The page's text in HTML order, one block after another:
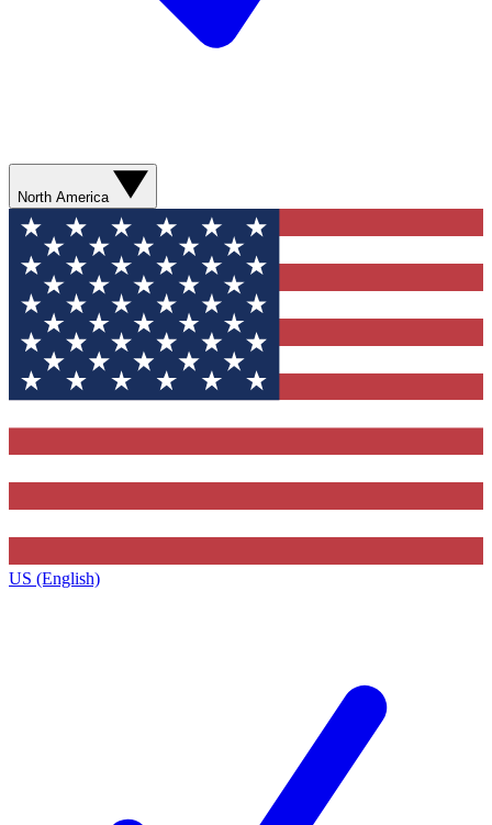
North America
US (English)